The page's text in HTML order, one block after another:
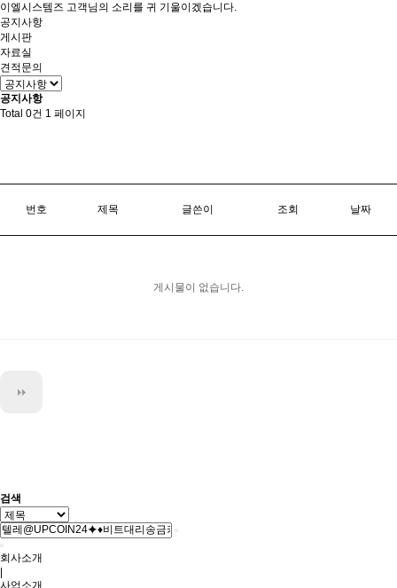
이엘시스템즈 고객님의 소리를 귀 기울이겠습니다.
공지사항
게시판
자료실
견적문의
공지사항
Total 0건 1 페이지
번호 제목 글쓴이 조회 날짜
게시물이 없습니다.
검색
회사소개
사업소개